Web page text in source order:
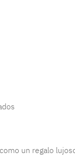
un regalo